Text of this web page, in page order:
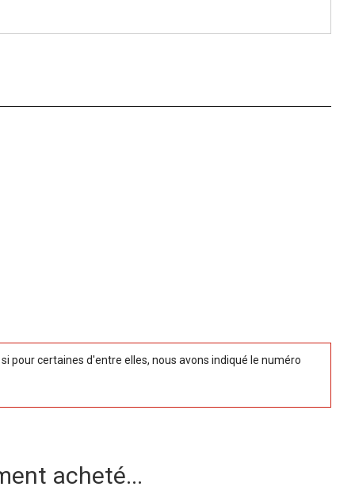
pour certaines d'entre elles, nous avons indiqué le numéro
acheté...